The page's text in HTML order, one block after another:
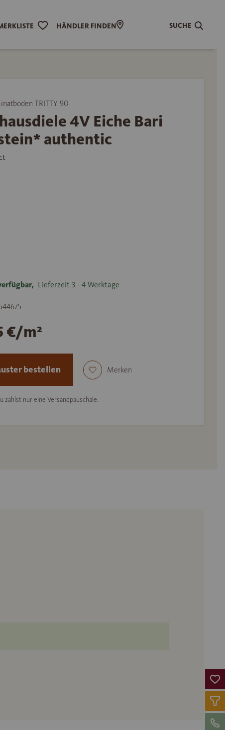
HÄNDLER FINDEN SUCHE
TRITTY 90
4V Eiche Bari
authentic
Lieferzeit 3 - 4 Werktage
€/m²
bestellen Merken
zahlst nur eine Versandpauschale.